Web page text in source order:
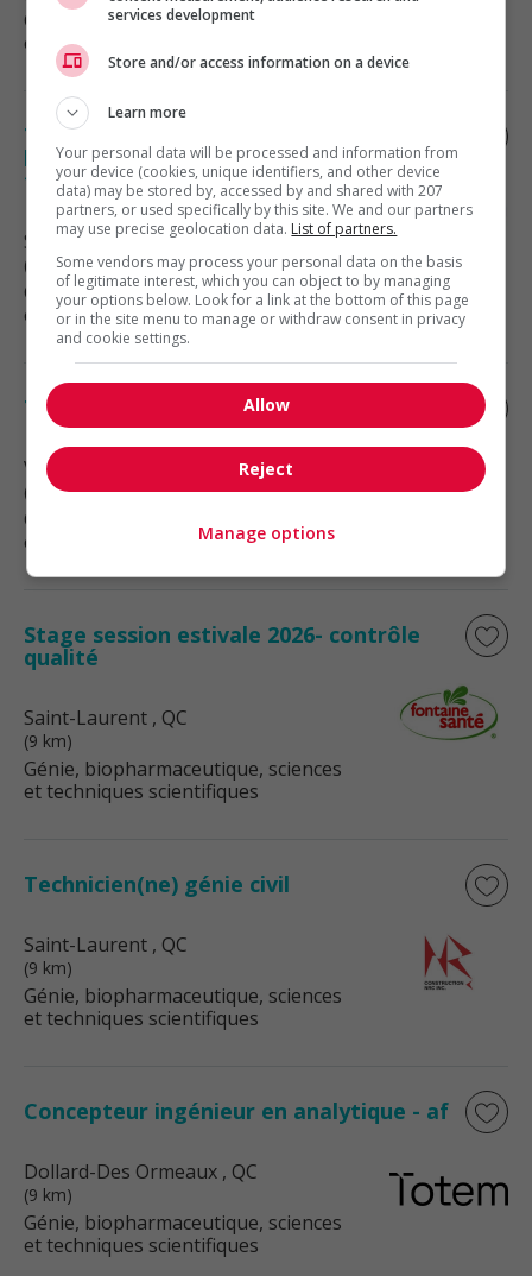
Génie, biopharmaceutique, sciences
et techniques scientifiques
Technicien(ne) en emballage de
laboratoire / laboratory packaging
technician
Saint-Laurent, QC
(6 km)
Génie, biopharmaceutique, sciences
et techniques scientifiques
Technicien en alarme incendie
Verdun-Île-des-Sœurs , QC
(9 km)
Génie, biopharmaceutique, sciences
et techniques scientifiques
Stage session estivale 2026- contrôle
qualité
Saint-Laurent , QC
(9 km)
Génie, biopharmaceutique, sciences
et techniques scientifiques
Technicien(ne) génie civil
Saint-Laurent , QC
(9 km)
Génie, biopharmaceutique, sciences
et techniques scientifiques
Concepteur ingénieur en analytique - af
Dollard-Des Ormeaux , QC
(9 km)
Génie, biopharmaceutique, sciences
et techniques scientifiques
services development
Store and/or access information on a device
Learn more
Your personal data will be processed and information from
your device (cookies, unique identifiers, and other device
data) may be stored by, accessed by and shared with 207
partners, or used specifically by this site. We and our partners
may use precise geolocation data. List of partners.
Some vendors may process your personal data on the basis
of legitimate interest, which you can object to by managing
your options below. Look for a link at the bottom of this page
or in the site menu to manage or withdraw consent in privacy
and cookie settings.
Allow
Reject
Manage options